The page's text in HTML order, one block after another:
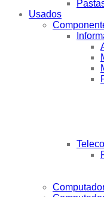
Usados